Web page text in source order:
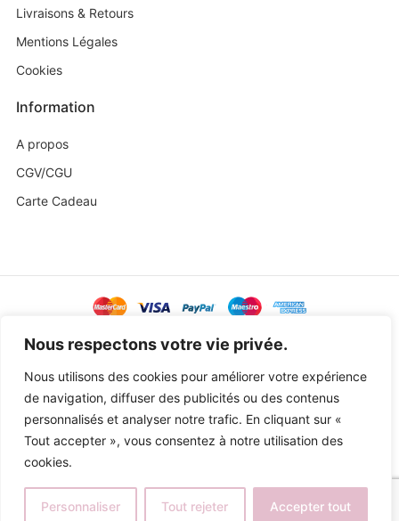
Nous respectons votre vie privée.
Nous utilisons des cookies pour améliorer votre expérience
de navigation, diffuser des publicités ou des contenus
personnalisés et analyser notre trafic. En cliquant sur «
Tout accepter », vous consentez à notre utilisation des
cookies.
Personnaliser Tout rejeter Accepter tout
Livraisons & Retours
Mentions Légales
Cookies
Information
A propos
CGV/CGU
Carte Cadeau
@ Copyright 2023 Baby Sweetness byAgence Exoa